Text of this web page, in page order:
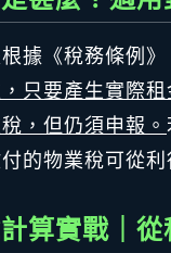
據《稅務條例》
只要產生實際
，但仍須申報。
的物業稅可從
算實戰｜